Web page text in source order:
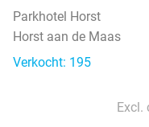
Parkhotel Horst
Horst aan de Maas
Verkocht: 195
Excl.